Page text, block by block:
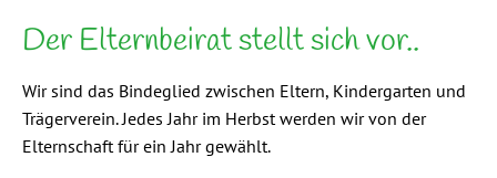
Der Elternbeirat stellt sich vor..
Wir sind das Bindeglied zwischen Eltern, Kindergarten und
Trägerverein. Jedes Jahr im Herbst werden wir von der
Elternschaft für ein Jahr gewählt.